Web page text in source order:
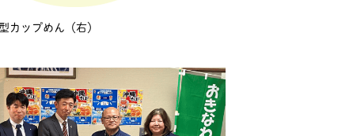
カップめん（右）